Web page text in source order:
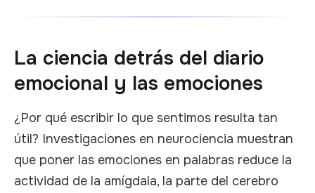
La ciencia detrás del diario
emocional y las emociones
¿Por qué escribir lo que sentimos resulta tan
útil? Investigaciones en neurociencia muestran
que poner las emociones en palabras reduce la
actividad de la amígdala, la parte del cerebro